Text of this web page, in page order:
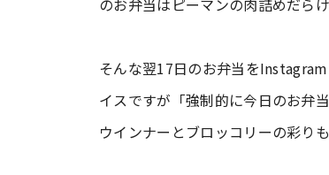
のお弁当はピーマンの肉詰めだら
そんな翌17日のお弁当を
イスですが「強制的に今日のお弁
ウインナーとブロッコリーの彩り